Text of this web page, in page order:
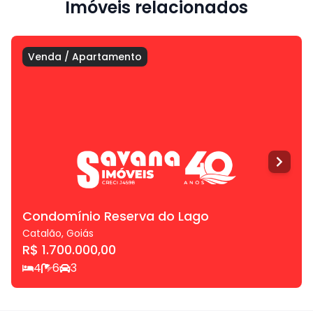
Imóveis relacionados
Venda / Apartamento
Condomínio Reserva do Lago
Catalão, Goiás
R$ 1.700.000,00
4 6 3